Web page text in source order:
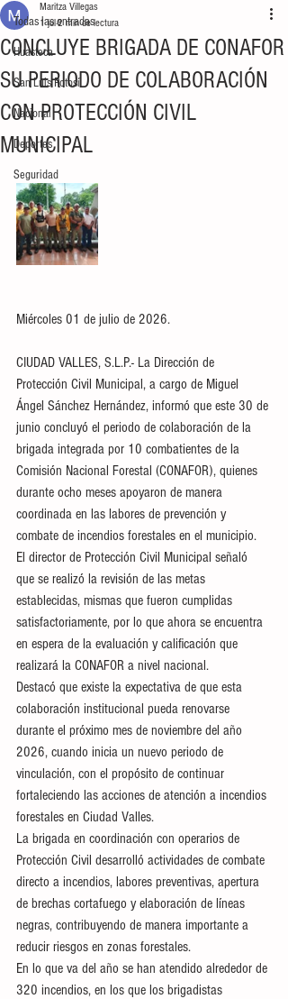
Todas las entradas
Huasteca
San Luis Potosí
Nacional
Deportes
Seguridad
CONCLUYE BRIGADA DE CONAFOR
SU PERIODO DE COLABORACIÓN
CON PROTECCIÓN CIVIL
MUNICIPAL
Maritza Villegas
1 jul2 min de lectura
Miércoles 01 de julio de 2026.
CIUDAD VALLES, S.L.P.- La Dirección de
Protección Civil Municipal, a cargo de Miguel
Ángel Sánchez Hernández, informó que este 30 de
junio concluyó el periodo de colaboración de la
brigada integrada por 10 combatientes de la
Comisión Nacional Forestal (CONAFOR), quienes
durante ocho meses apoyaron de manera
coordinada en las labores de prevención y
combate de incendios forestales en el municipio.
El director de Protección Civil Municipal señaló
que se realizó la revisión de las metas
establecidas, mismas que fueron cumplidas
satisfactoriamente, por lo que ahora se encuentra
en espera de la evaluación y calificación que
realizará la CONAFOR a nivel nacional.
Destacó que existe la expectativa de que esta
colaboración institucional pueda renovarse
durante el próximo mes de noviembre del año
2026, cuando inicia un nuevo periodo de
vinculación, con el propósito de continuar
fortaleciendo las acciones de atención a incendios
forestales en Ciudad Valles.
La brigada en coordinación con operarios de
Protección Civil desarrolló actividades de combate
directo a incendios, labores preventivas, apertura
de brechas cortafuego y elaboración de líneas
negras, contribuyendo de manera importante a
reducir riesgos en zonas forestales.
En lo que va del año se han atendido alrededor de
320 incendios, en los que los brigadistas